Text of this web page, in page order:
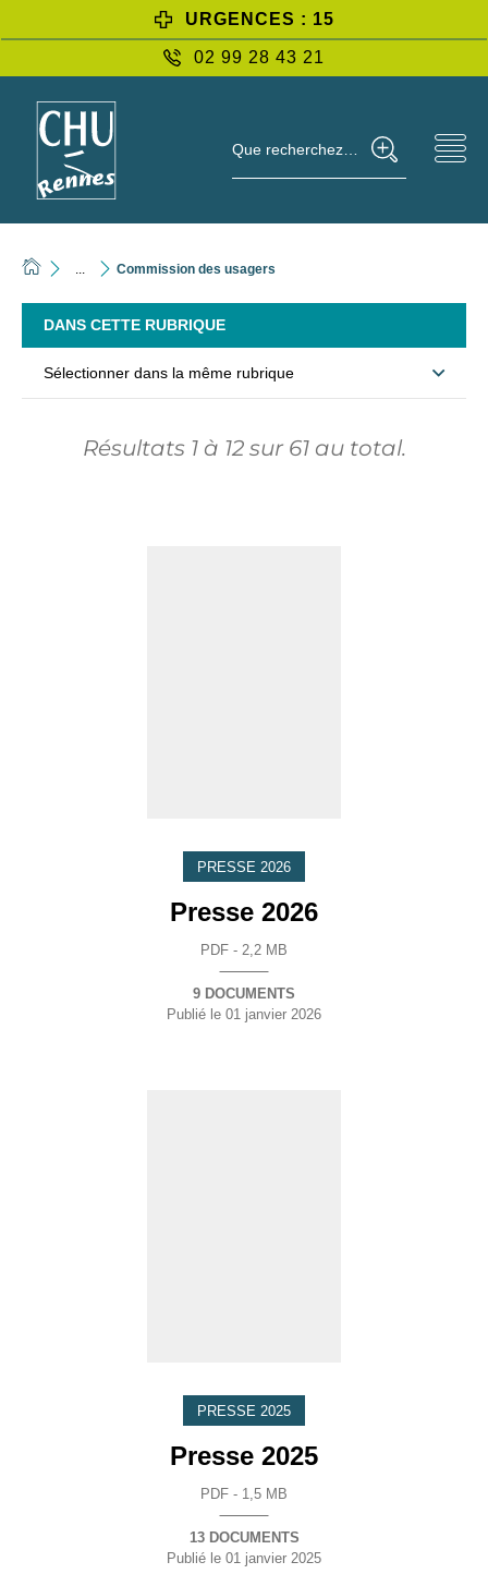
URGENCES : 15
02 99 28 43 21
Que recherchez-vous ?
Commission des usagers
DANS CETTE RUBRIQUE
Sélectionner dans la même rubrique
Résultats 1 à 12 sur 61 au total.
PRESSE 2026
Presse 2026
PDF - 2,2 MB
9 DOCUMENTS
Publié le 01 janvier 2026
PRESSE 2025
Presse 2025
PDF - 1,5 MB
13 DOCUMENTS
Publié le 01 janvier 2025